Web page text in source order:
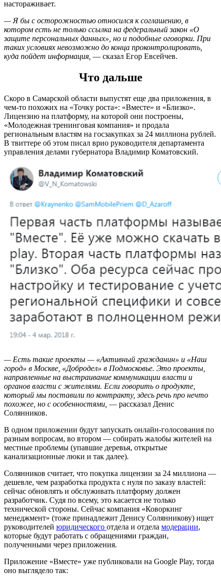
настораживает.
— Я бы с осторожностью относился к соглашению, в
котором есть не только ссылка на федеральный закон «О
защите персональных данных», но и подобные оговорки. При
таких условиях невозможно до конца проконтролировать,
куда пойдет информация, — сказал Егор Евсейчев.
Что дальше
Скоро в Самарской области выпустят еще два приложения, в
чем-то похожих на «Точку роста»: «Вместе» и «Близко».
Лицензию на платформу, на которой они построены,
«Молодежная тренинговая компания» и продала
региональным властям на госзакупках за 24 миллиона рублей.
В твиттере об этом писал врио руководителя департамента
управления делами губернатора Владимир Коматовский.
— Есть такие проекты — «Активный гражданин» и «Наш
город» в Москве, «Добродел» в Подмосковье. Это проекты,
направленные на выстраивание коммуникации власти и
органов власти с жителями. Если говорить о продукте,
который мы поставили по контракту, здесь речь про нечто
похожее, но с особенностями, — рассказал Денис
Солянников.
В одном приложении будут запускать онлайн-голосования по
разным вопросам, во втором — собирать жалобы жителей на
местные проблемы (упавшие деревья, открытые
канализационные люки и так далее).
Солянников считает, что покупка лицензии за 24 миллиона —
дешевле, чем разработка продукта с нуля по заказу властей:
сейчас обновлять и обслуживать платформу должен
разработчик. Судя по всему, это касается не только
технической стороны. Сейчас компания «Коворкинг
менеджмент» (тоже принадлежит Денису Солянникову) ищет
руководителей юридического отдела и отдела модерации,
которые будут работать с обращениями граждан,
полученными через приложения.
Приложение «Вместе» уже публиковали на Google Play, тогда
оно выглядело так: